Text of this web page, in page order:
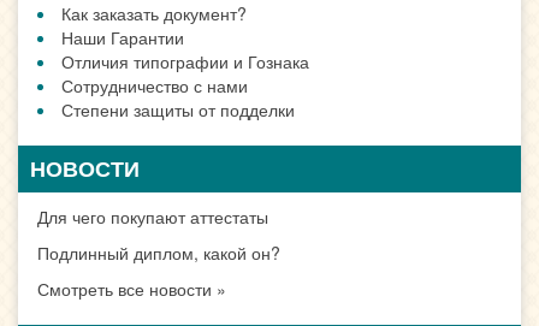
Как заказать документ?
Наши Гарантии
Отличия типографии и Гознака
Сотрудничество с нами
Степени защиты от подделки
НОВОСТИ
Для чего покупают аттестаты
Подлинный диплом, какой он?
Смотреть все новости »